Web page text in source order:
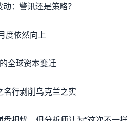
：警讯还是策略？
度依然向上
全球资本变迁
行剥削乌克兰之实